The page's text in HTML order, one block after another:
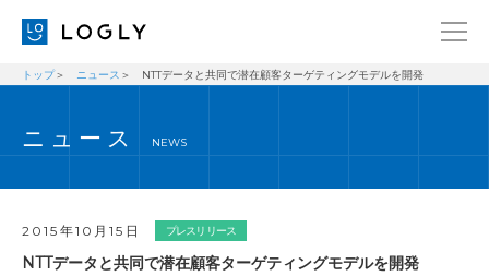
経営理念
トップ ニュース NTTデータと共同で潜在顧客ターゲティングモデルを開発
ニュース NEWS
2015年10月15日 プレスリリース
NTTデータと共同で潜在顧客ターゲティングモデルを開発